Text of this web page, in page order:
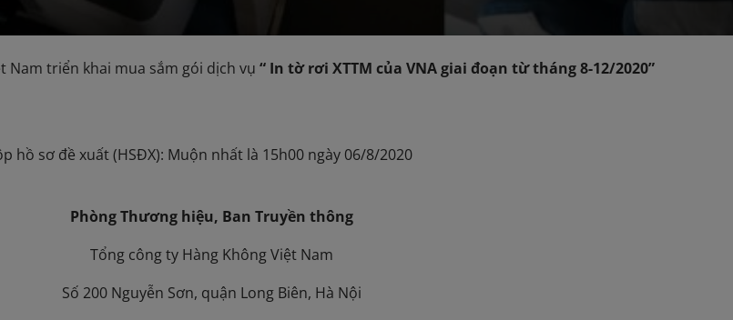
Nam triển khai mua sắm gói dịch vụ“ In tờ rơi XTTM của VNA giai đoạn từ tháng 8-12/2020”
sơ đề xuất (HSĐX): Muộn nhất là 15h00 ngày 06/8/2020
Phòng Thương hiệu, Ban Truyền thông
Tổng công ty Hàng Không Việt Nam
Số 200 Nguyễn Sơn, quận Long Biên, Hà Nội